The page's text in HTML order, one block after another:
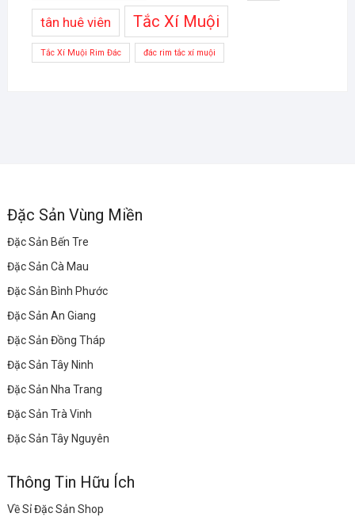
tân huê viên Tắc Xí Muội
Tắc Xí Muội Rim Đác đác rim tắc xí muội
Đặc Sản Vùng Miền
Đặc Sản Bến Tre
Đặc Sản Cà Mau
Đặc Sản Bình Phước
Đặc Sản An Giang
Đặc Sản Đồng Tháp
Đặc Sản Tây Ninh
Đặc Sản Nha Trang
Đặc Sản Trà Vinh
Đặc Sản Tây Nguyên
Thông Tin Hữu Ích
Về Sỉ Đặc Sản Shop